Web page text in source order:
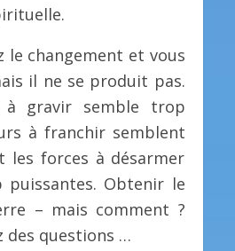
le changement et vous
il ne se produit pas.
à gravir semble trop
à franchir semblent
les forces à désarmer
Obtenir le
– mais comment ?
des questions …